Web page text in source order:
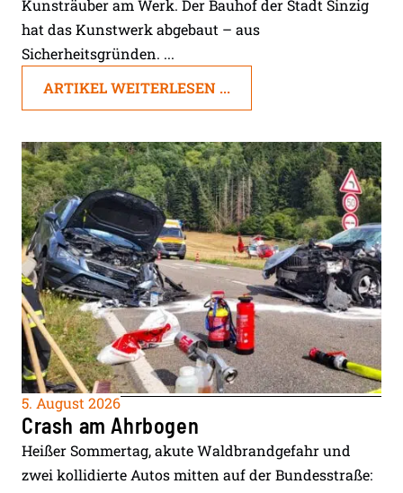
Kunsträuber am Werk. Der Bauhof der Stadt Sinzig
hat das Kunstwerk abgebaut – aus
Sicherheitsgründen. ...
ARTIKEL WEITERLESEN ...
5. August 2026
Crash am Ahrbogen
Heißer Sommertag, akute Waldbrandgefahr und
zwei kollidierte Autos mitten auf der Bundesstraße: